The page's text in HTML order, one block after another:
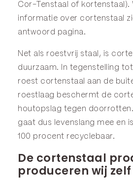
Cor-Tenstaal of kortenstaal).
informatie over cortenstaal
antwoord pagina.
Net als roestvrij staal, is
duurzaam. In tegenstelling
roest cortenstaal aan de
roestlaag beschermt de
houtopslag tegen doorrotten.
gaat dus levenslang mee en
100 procent recyclebaar.
De cortenstaal
produceren wij zelf